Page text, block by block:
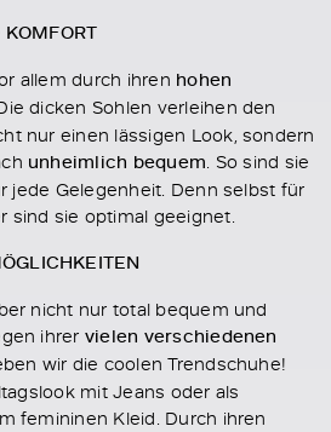
allem durch ihren hohen
dicken Sohlen verleihen den
nur einen lässigen Look, sondern
unheimlich bequem. So sind sie
jede Gelegenheit. Denn selbst für
sind sie optimal geeignet.
nicht nur total bequem und
ihrer vielen verschiedenen
wir die coolen Trendschuhe!
mit Jeans oder als
femininen Kleid. Durch ihren